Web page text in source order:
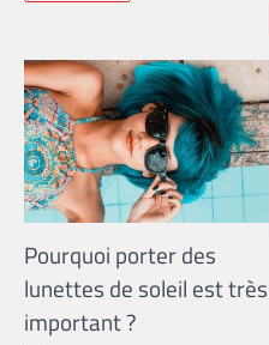
Pourquoi porter des
lunettes de soleil est très
important ?